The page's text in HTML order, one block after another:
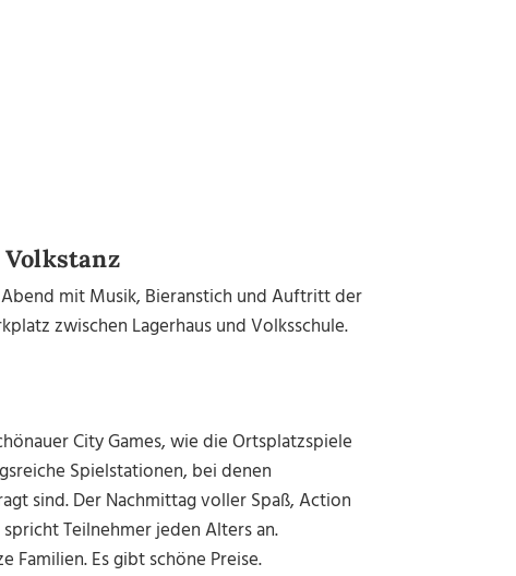
mit Musik, Bieranstich und Auftritt der
zwischen Lagerhaus und Volksschule.
City Games, wie die Ortsplatzspiele
Spielstationen, bei denen
sind. Der Nachmittag voller Spaß, Action
Teilnehmer jeden Alters an.
Familien. Es gibt schöne Preise.